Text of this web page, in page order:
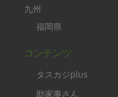
九州
福岡県
コンテンツ
タスカジplus
助家事さん